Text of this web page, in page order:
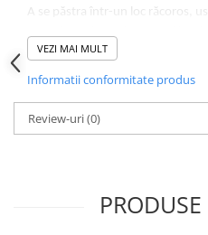
A se păstra într-un loc răcoros,
A nu se lasa la îndemâna copiilor.
VEZI MAI MULT
Informatii conformitate produs
Review-uri(0)